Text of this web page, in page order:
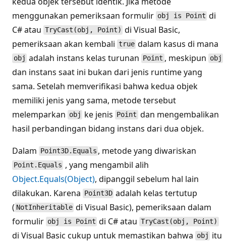
menggunakan pemeriksaan formulir obj is Point di
C# atau TryCast(obj, Point) di Visual Basic,
pemeriksaan akan kembali true dalam kasus di mana
obj adalah instans kelas turunan Point , meskipun obj
dan instans saat ini bukan dari jenis runtime yang
sama. Setelah memverifikasi bahwa kedua objek
memiliki jenis yang sama, metode tersebut
melemparkan obj ke jenis Point dan mengembalikan
hasil perbandingan bidang instans dari dua objek.
Dalam Point3D.Equals , metode yang diwariskan
Point.Equals , yang mengambil alih
Object.Equals(Object), dipanggil sebelum hal lain
dilakukan. Karena Point3D adalah kelas tertutup
( NotInheritable di Visual Basic), pemeriksaan dalam
formulir obj is Point di C# atau TryCast(obj, Point)
di Visual Basic cukup untuk memastikan bahwa obj itu